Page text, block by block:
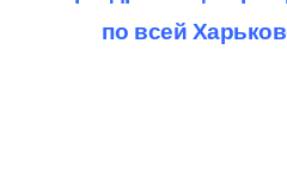
по всей